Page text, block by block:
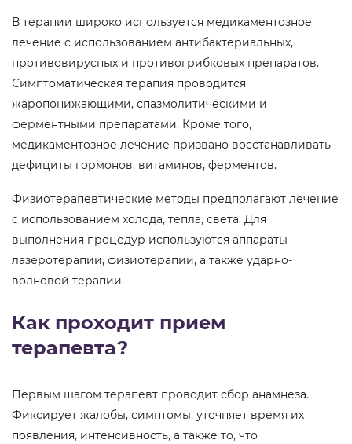
В терапии широко используется медикаментозное
лечение с использованием антибактериальных,
противовирусных и противогрибковых препаратов.
Симптоматическая терапия проводится
жаропонижающими, спазмолитическими и
ферментными препаратами. Кроме того,
медикаментозное лечение призвано восстанавливать
дефициты гормонов, витаминов, ферментов.
Физиотерапевтические методы предполагают лечение
с использованием холода, тепла, света. Для
выполнения процедур используются аппараты
лазеротерапии, физиотерапии, а также ударно-
волновой терапии.
Как проходит прием
терапевта?
Первым шагом терапевт проводит сбор анамнеза.
Фиксирует жалобы, симптомы, уточняет время их
появления, интенсивность, а также то, что